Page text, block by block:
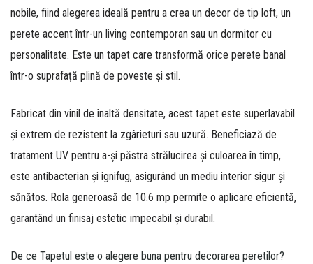
nobile, fiind alegerea ideală pentru a crea un decor de tip loft, un
perete accent într-un living contemporan sau un dormitor cu
personalitate. Este un tapet care transformă orice perete banal
într-o suprafață plină de poveste și stil.
Fabricat din vinil de înaltă densitate, acest tapet este superlavabil
și extrem de rezistent la zgârieturi sau uzură. Beneficiază de
tratament UV pentru a-și păstra strălucirea și culoarea în timp,
este antibacterian și ignifug, asigurând un mediu interior sigur și
sănătos. Rola generoasă de 10.6 mp permite o aplicare eficientă,
garantând un finisaj estetic impecabil și durabil.
De ce Tapetul este o alegere buna pentru decorarea peretilor?